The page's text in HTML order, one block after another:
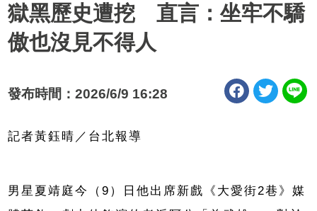
獄黑歷史遭挖 直言：坐牢不驕
傲也沒見不得人
發布時間：2026/6/9 16:28
記者黃鈺晴／台北報導
男星夏靖庭今（9）日他出席新戲《大愛街2巷》媒